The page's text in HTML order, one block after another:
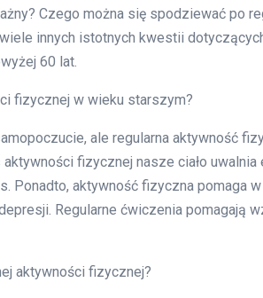
Czego można się spodziewać po
innych istotnych kwestii
60 lat.
fizycznej w wieku starszym?
ale regularna aktywność
fizycznej nasze ciało uwalnia
Ponadto, aktywność fizyczna pomaga
Regularne ćwiczenia pomagają
aktywności fizycznej?